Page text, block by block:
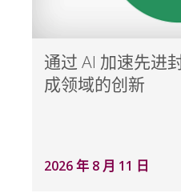
通过 AI 加速先进
成领域的创新
2026 年 8 月 11 日